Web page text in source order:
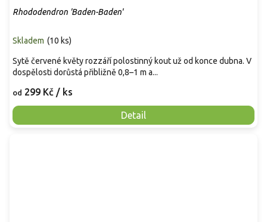
Rhododendron 'Baden-Baden'
Skladem (10 ks)
od 299 Kč / ks
Detail
Sytě červené květy rozzáří polostinný kout už od konce dubna. V
dospělosti dorůstá přibližně 0,8–1 m a...